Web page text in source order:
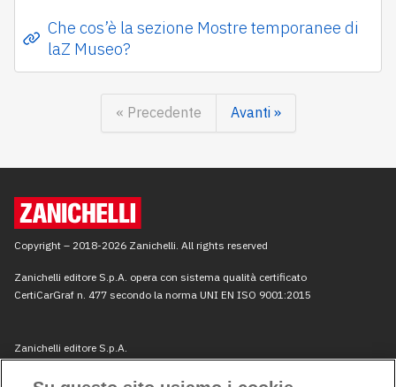
Che cos’è la sezione Mostre temporanee di
laZ Museo?
« Precedente Avanti »